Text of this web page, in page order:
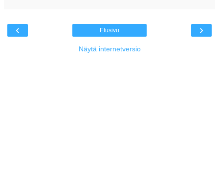
‹ ›
Etusivu
Näytä internetversio